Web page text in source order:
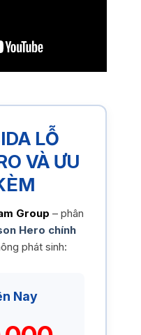
LỖ
VÀ ƯU
Group – phân
Hero chính
phát sinh:
Nay